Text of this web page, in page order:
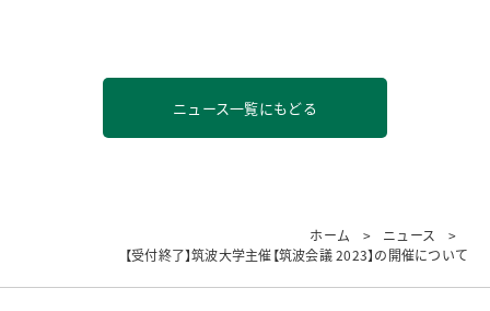
ニュース一覧にもどる
ホーム
ニュース
【受付終了】筑波大学主催【筑波会議 2023】の開催について